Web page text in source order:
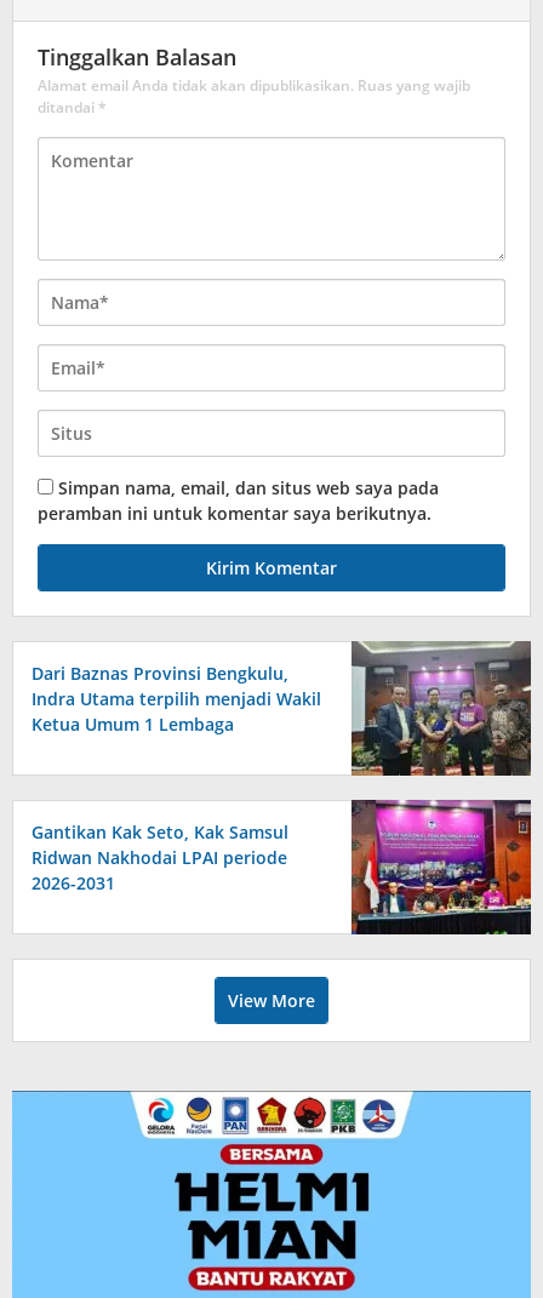
Tinggalkan Balasan
Alamat email Anda tidak akan dipublikasikan. Ruas yang wajib
ditandai *
Simpan nama, email, dan situs web saya pada
peramban ini untuk komentar saya berikutnya.
Dari Baznas Provinsi Bengkulu,
Indra Utama terpilih menjadi Wakil
Ketua Umum 1 Lembaga
Gantikan Kak Seto, Kak Samsul
Ridwan Nakhodai LPAI periode
2026-2031
View More